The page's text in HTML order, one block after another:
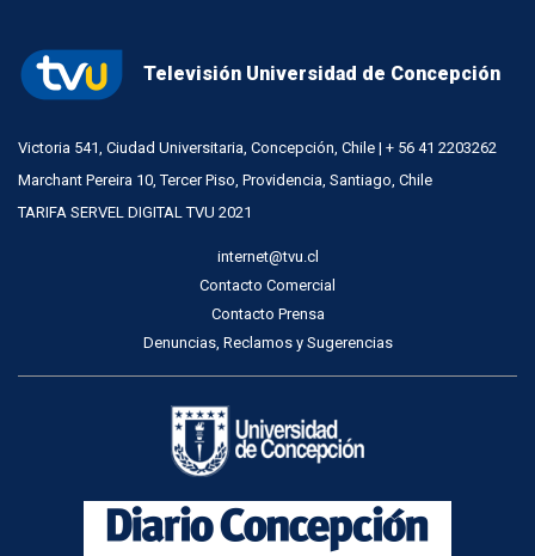
Televisión Universidad de Concepción
Victoria 541, Ciudad Universitaria, Concepción, Chile | + 56 41 2203262
Marchant Pereira 10, Tercer Piso, Providencia, Santiago, Chile
TARIFA SERVEL DIGITAL TVU 2021
internet@tvu.cl
Contacto Comercial
Contacto Prensa
Denuncias, Reclamos y Sugerencias